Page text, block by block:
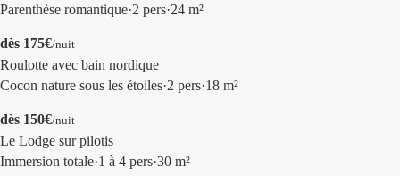
Parenthèse romantique·2 pers·24 m²
Cocon nature sous les étoiles·2 pers·18 m²
Immersion totale·1 à 4 pers·30 m²